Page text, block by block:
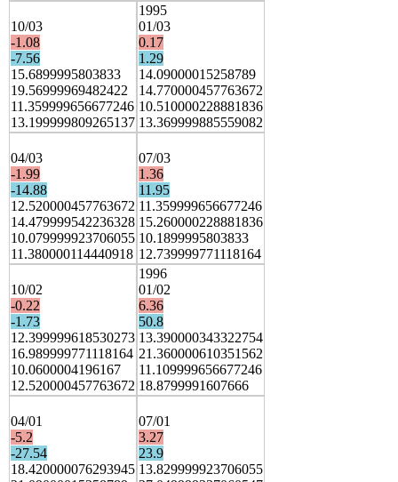
10/03
-1.08
-7.56
15.6899995803833
19.56999969482422
11.359999656677246
13.199999809265137
1995
01/03
0.17
1.29
14.09000015258789
14.770000457763672
10.510000228881836
13.369999885559082
04/03
-1.99
-14.88
12.520000457763672
14.479999542236328
10.079999923706055
11.380000114440918
07/03
1.36
11.95
11.359999656677246
15.260000228881836
10.1899995803833
12.739999771118164
10/02
-0.22
-1.73
12.399999618530273
16.989999771118164
10.0600004196167
12.520000457763672
1996
01/02
6.36
50.8
13.390000343322754
21.360000610351562
11.109999656677246
18.8799991607666
04/01
-5.2
-27.54
18.420000076293945
07/01
3.27
23.9
13.829999923706055